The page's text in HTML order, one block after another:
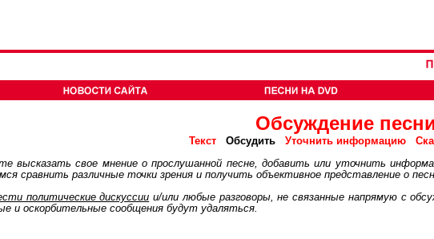
Обсуждение
Текст Обсудить Уточнить информацию
высказать свое мнение о прослушанной песне, добавить или уточнить
сравнить различные точки зрения и получить объективное представление о
политические дискуcсии и/или любые разговоры, не связанные напрямую с
и оскорбительные сообщения будут удаляться.